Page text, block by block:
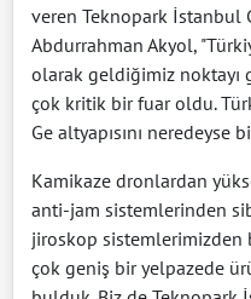
veren Teknopark İstanbul
Abdurrahman Akyol,
olarak geldiğimiz noktayı
çok kritik bir fuar oldu.
Ge altyapısını neredeyse
Kamikaze dronlardan
anti-jam sistemlerinden
jiroskop sistemlerimizden
çok geniş bir yelpazede